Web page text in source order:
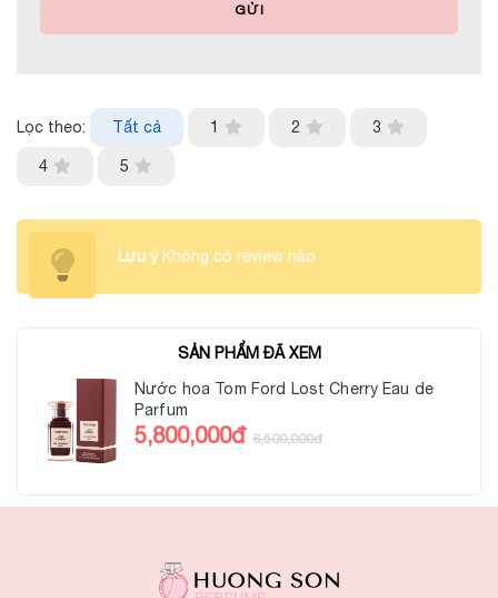
GỬI
Lọc theo: Tất cả 1 2 3
4 5
Lưu ýKhông có review nào
SẢN PHẨM ĐÃ XEM
Nước hoa Tom Ford Lost Cherry Eau de
Parfum
5,800,000đ 6,500,000đ